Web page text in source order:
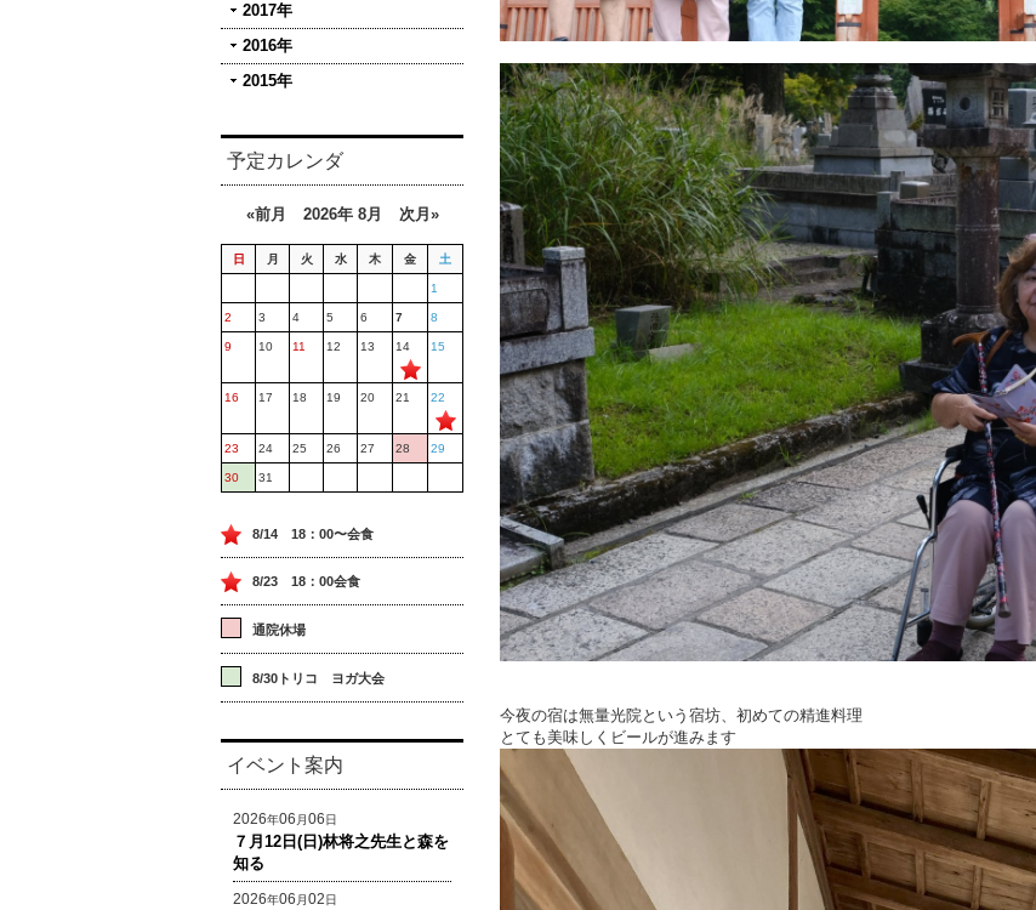
2017年
2016年
2015年
予定カレンダ
«前月 2026年 8月 次月»
日 月 火 水 木 金 土
1
2 3 4 5 6 7 8
9 10 11 12 13 14 15
16 17 18 19 20 21 22
23 24 25 26 27 28 29
30 31
8/14 18：00〜会食
8/23 18：00会食
通院休場
8/30トリコ ヨガ大会
イベント案内
2026年06 月06日
７月12日(日)林将之先生と森を
知る
2026年06 月02日
今夜の宿は無量光院という宿坊、初めての精進料理
とても美味しくビールが進みます